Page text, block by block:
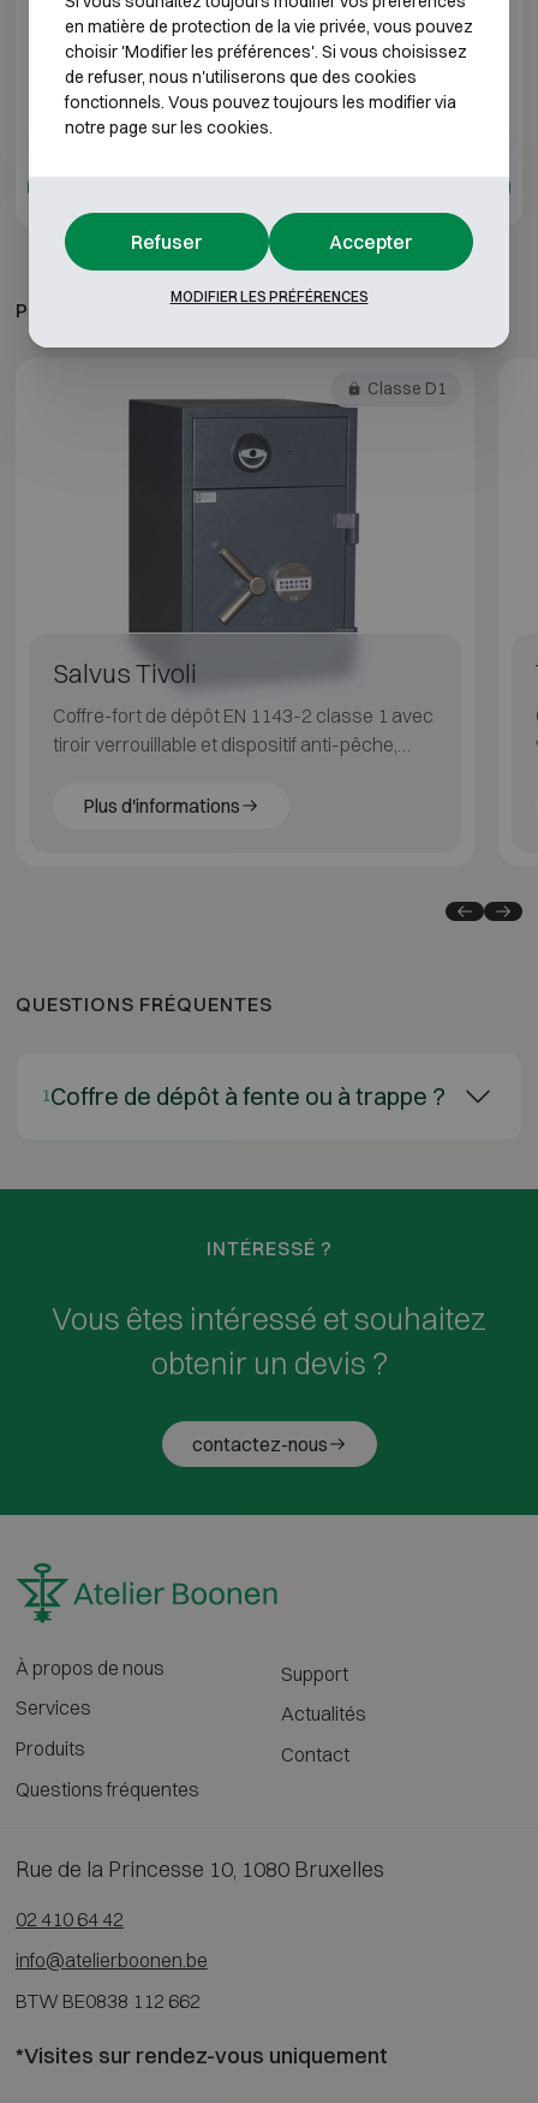
Technomax Trony GTR 6P
*Profondeur extérieure hors charnières, poignée ou
serrure.
PRODUITS ASSOCIÉS
Classe D1
Salvus Tivoli
Coffre-fort de dépôt EN 1143-2 classe 1 avec
tiroir verrouillable et dispositif anti-pêche,
Plus d'informations
QUESTIONS FRÉQUENTES
1Coffre de dépôt à fente ou à trappe ?
INTÉRESSÉ ?
Vous êtes intéressé et souhaitez
obtenir un devis ?
contactez-nous
À propos de nous
Services
Produits
Questions fréquentes
Support
Actualités
Contact
Rue de la Princesse 10, 1080 Bruxelles
02 410 64 42
info@atelierboonen.be
BTW BE0838 112 662
*Visites sur rendez-vous uniquement
en matière de protection de la vie privée, vous pouvez
choisir 'Modifier les préférences'. Si vous choisissez
de refuser, nous n'utiliserons que des cookies
fonctionnels. Vous pouvez toujours les modifier via
notre page sur les cookies.
Refuser Accepter
MODIFIER LES PRÉFÉRENCES